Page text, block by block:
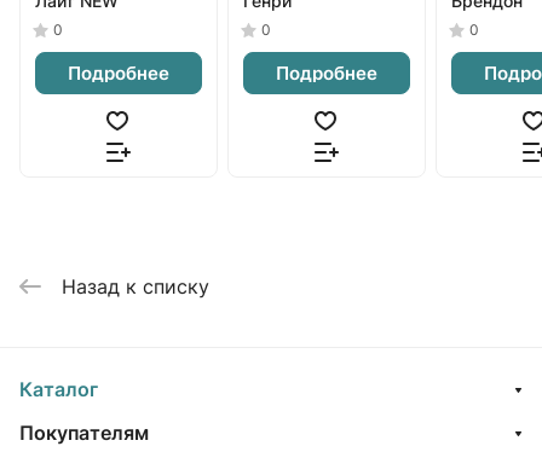
0
Подробнее
0
Подробнее
0
Назад к списку
Каталог
Покупателям